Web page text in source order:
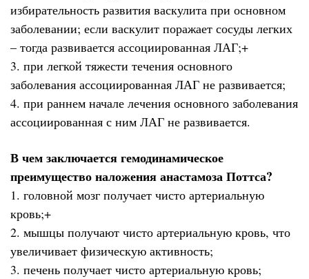
избирательность развития васкулита при основном
заболевании; если васкулит поражает сосуды легких
– тогда развивается ассоциированная ЛАГ;+
3. при легкой тяжести течения основного
заболевания ассоциированная ЛАГ не развивается;
4. при раннем начале лечения основного заболевания
ассоциированная с ним ЛАГ не развивается.
В чем заключается гемодинамическое
преимущество наложения анастамоза Поттса?
1. головной мозг получает чисто артериальную
кровь;+
2. мышцы получают чисто артериальную кровь, что
увеличивает физическую активность;
3. печень получает чисто артериальную кровь;